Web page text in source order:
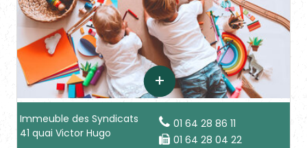
Immeuble des Syndicats
41 quai Victor Hugo
01 64 28 86 11
01 64 28 04 22